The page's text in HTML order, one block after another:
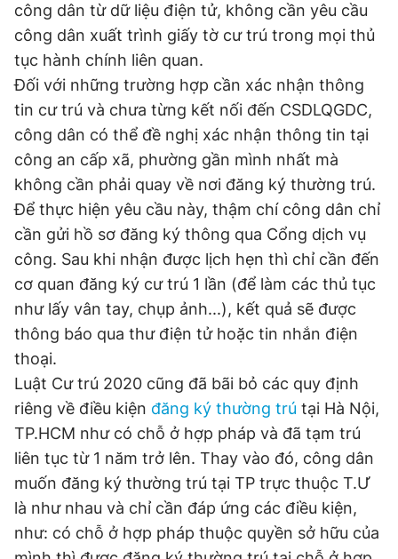
Tổng biên tập: Nguyễn Ngọc Toàn
Phó tổng biên tập thường trực: Hải Thành
Phó tổng biên tập: Lâm Hiếu Dũng
Phó tổng biên tập: Trần Việt Hưng
Tổng thư ký tòa soạn: Đức Trung
Giấy phép xuất bản số 110/GP - BTTTT cấp ngày 24.3.2020
© 2003-2026 Bản quyền thuộc về Báo Thanh Niên. Cấm sao
chép dưới mọi hình thức nếu không có sự chấp thuận bằng văn
bản. Phát triển bởi ePi Technologies, JSC.
công dân từ dữ liệu điện tử, không cần yêu cầu
công dân xuất trình giấy tờ cư trú trong mọi thủ
tục hành chính liên quan.
Đối với những trường hợp cần xác nhận thông
tin cư trú và chưa từng kết nối đến CSDLQGDC,
công dân có thể đề nghị xác nhận thông tin tại
công an cấp xã, phường gần mình nhất mà
không cần phải quay về nơi đăng ký thường trú.
Để thực hiện yêu cầu này, thậm chí công dân chỉ
cần gửi hồ sơ đăng ký thông qua Cổng dịch vụ
công. Sau khi nhận được lịch hẹn thì chỉ cần đến
cơ quan đăng ký cư trú 1 lần (để làm các thủ tục
như lấy vân tay, chụp ảnh...), kết quả sẽ được
thông báo qua thư điện tử hoặc tin nhắn điện
thoại.
Luật Cư trú 2020 cũng đã bãi bỏ các quy định
riêng về điều kiện đăng ký thường trú tại Hà Nội,
TP.HCM như có chỗ ở hợp pháp và đã tạm trú
liên tục từ 1 năm trở lên. Thay vào đó, công dân
muốn đăng ký thường trú tại TP trực thuộc T.Ư
là như nhau và chỉ cần đáp ứng các điều kiện,
như: có chỗ ở hợp pháp thuộc quyền sở hữu của